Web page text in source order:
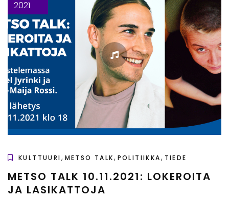
2021
KULTTUURI, METSO TALK, POLITIIKKA, TIEDE
METSO TALK 10.11.2021: LOKEROITA
JA LASIKATTOJA